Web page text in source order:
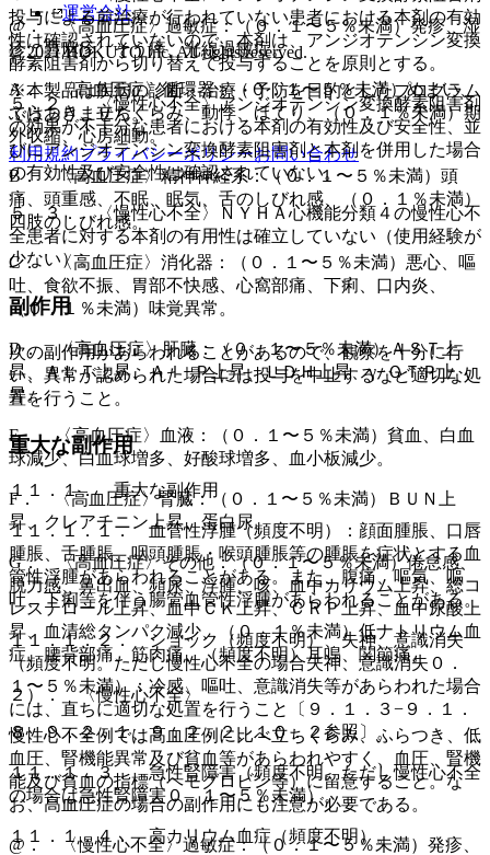
@． 〈高血圧症〉過敏症：（０．１〜５％未満）発疹、湿
疹、蕁麻疹、そう痒、光線過敏症。
A． 〈高血圧症〉循環器：（０．１〜５％未満）めまい、
ふらつき、立ちくらみ、動悸、ほてり、（０．１％未満）期
外収縮、心房細動。
B． 〈高血圧症〉精神神経系：（０．１〜５％未満）頭
痛、頭重感、不眠、眠気、舌のしびれ感、（０．１％未満）
四肢のしびれ感。
C． 〈高血圧症〉消化器：（０．１〜５％未満）悪心、嘔
吐、食欲不振、胃部不快感、心窩部痛、下痢、口内炎、
（０．１％未満）味覚異常。
D． 〈高血圧症〉肝臓：（０．１〜５％未満）ＡＳＴ上
昇、ＡＬＴ上昇、Ａｌ−Ｐ上昇、ＬＤＨ上昇、γ−ＧＴＰ上
昇。
E． 〈高血圧症〉血液：（０．１〜５％未満）貧血、白血
球減少、白血球増多、好酸球増多、血小板減少。
F． 〈高血圧症〉腎臓：（０．１〜５％未満）ＢＵＮ上
昇、クレアチニン上昇、蛋白尿。
G． 〈高血圧症〉その他：（０．１〜５％未満）倦怠感、
脱力感、鼻出血、頻尿、浮腫、咳、血中カリウム上昇、総コ
レステロール上昇、血中ＣＫ上昇、ＣＲＰ上昇、血中尿酸上
昇、血清総タンパク減少、（０．１％未満）低ナトリウム血
症、腰背部痛、筋肉痛、（頻度不明）耳鳴、関節痛。
２）． 〈慢性心不全〉
慢性心不全例では高血圧例に比べ立ちくらみ、ふらつき、低
血圧、腎機能異常及び貧血等があらわれやすく、血圧、腎機
能及び貧血の指標（ヘモグロビン等）に留意すること。な
お、高血圧症の場合の副作用にも注意が必要である。
@． 〈慢性心不全〉過敏症：（０．１〜５％未満）発疹、
投与による前治療が行われていない患者における本剤の有効
性は確認されていないので、本剤は、アンジオテンシン変換
酵素阻害剤から切り替えて投与することを原則とする。
５．２． 〈慢性心不全〉アンジオテンシン変換酵素阻害剤
の効果が不十分な患者における本剤の有効性及び安全性、並
びにアンジオテンシン変換酵素阻害剤と本剤を併用した場合
の有効性及び安全性は確認されていない。
５．３． 〈慢性心不全〉ＮＹＨＡ心機能分類４の慢性心不
全患者に対する本剤の有用性は確立していない（使用経験が
少ない）。
副作用
次の副作用があらわれることがあるので、観察を十分に行
い、異常が認められた場合には投与を中止するなど適切な処
置を行うこと。
重大な副作用
１１．１． 重大な副作用
１１．１．１． 血管性浮腫（頻度不明）：顔面腫脹、口唇
腫脹、舌腫脹、咽頭腫脹・喉頭腫脹等の腫脹を症状とする血
管性浮腫があらわれることがある。また、腹痛、嘔気、嘔
吐、下痢等を伴う腸管血管性浮腫があらわれることがある。
１１．１．２． ショック（頻度不明）、失神、意識消失
（頻度不明。ただし慢性心不全の場合失神、意識消失０．
１〜５％未満）：冷感、嘔吐、意識消失等があらわれた場合
には、直ちに適切な処置を行うこと〔９．１．３−９．１．
８、９．２．１、９．２．２、１０．２参照〕。
１１．１．３． 急性腎障害（頻度不明。ただし慢性心不全
の場合は急性腎障害０．１〜５％未満）。
１１．１．４． 高カリウム血症（頻度不明）。
運営会社
© 2021 HOKUTO Inc. All rights reserved.
※本製品は疾病の診断・治療・予防を目的としたプログラム
ではありません。
利用規約プライバシーポリシーお問い合わせ